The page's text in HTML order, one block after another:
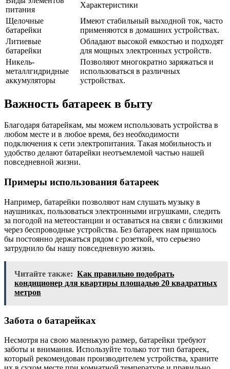
питания
Характеристики
Щелочные
батарейки
Имеют стабильный выходной ток, часто
применяются в домашних устройствах.
Литиевые
батарейки
Обладают высокой емкостью и подходят
для мощных электронных устройств.
Никель-
металлгидридные
аккумуляторы
Позволяют многократно заряжаться и
использоваться в различных
устройствах.
Важность батареек в быту
Благодаря батарейкам, мы можем использовать устройства в
любом месте и в любое время, без необходимости
подключения к сети электропитания. Такая мобильность и
удобство делают батарейки неотъемлемой частью нашей
повседневной жизни.
Примеры использования батареек
Например, батарейки позволяют нам слушать музыку в
наушниках, пользоваться электронными игрушками, следить
за погодой на метеостанции и оставаться на связи с близкими
через беспроводные устройства. Без батареек нам пришлось
бы постоянно держаться рядом с розеткой, что серьезно
затруднило бы нашу повседневную жизнь.
Читайте также: Как правильно подобрать
кондиционер для квартиры площадью 20 квадратных
метров
Забота о батарейках
Несмотря на свою маленькую размер, батарейки требуют
заботы и внимания. Используйте только тот тип батареек,
который рекомендован производителем устройства, храните